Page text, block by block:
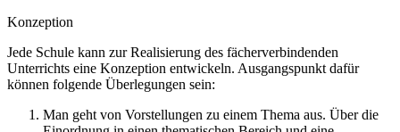
Konzeption
Jede Schule kann zur Realisierung des fächerverbindenden
Unterrichts eine Konzeption entwickeln. Ausgangspunkt dafür
können folgende Überlegungen sein:
Man geht von Vorstellungen zu einem Thema aus. Über die